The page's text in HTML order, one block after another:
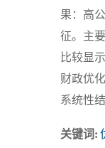
果：高
征。主
比较显
财政优
系统性
关键词: